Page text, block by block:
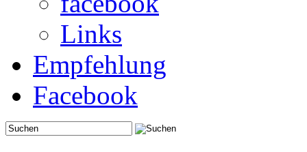
Links
Empfehlung
Facebook